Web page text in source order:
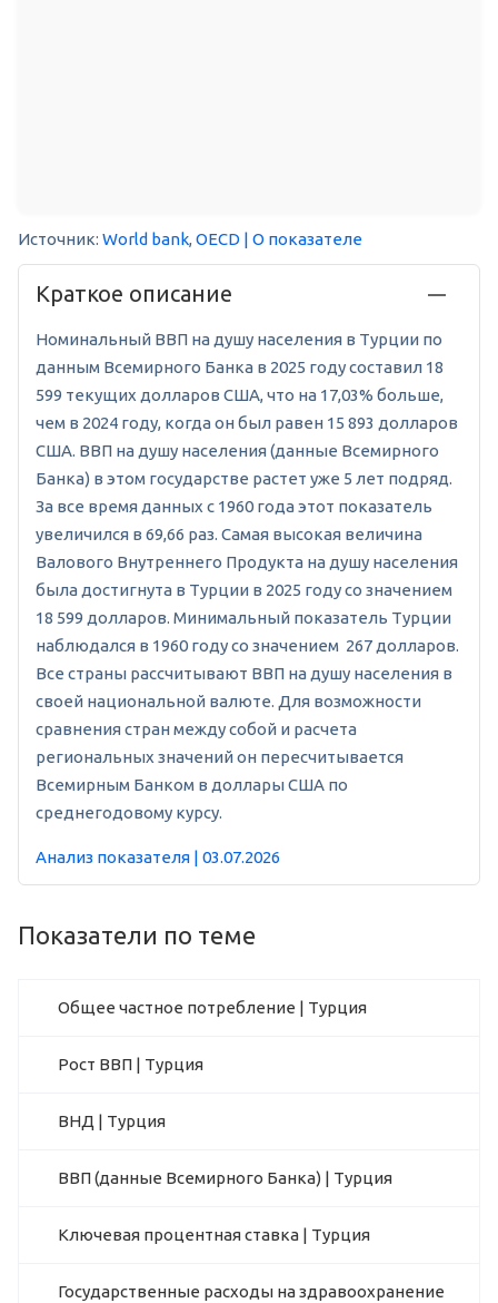
Источник: World bank,OECD | О показателе
Краткое описание
Номинальный ВВП на душу населения в Турции по
данным Всемирного Банка в 2025 году составил 18
599 текущих долларов США, что на 17,03% больше,
чем в 2024 году, когда он был равен 15 893 долларов
США. ВВП на душу населения (данные Всемирного
Банка) в этом государстве растет уже 5 лет подряд.
За все время данных с 1960 года этот показатель
увеличился в 69,66 раз. Самая высокая величина
Валового Внутреннего Продукта на душу населения
была достигнута в Турции в 2025 году со значением
18 599 долларов. Минимальный показатель Турции
наблюдался в 1960 году со значением 267 долларов.
Все страны рассчитывают ВВП на душу населения в
своей национальной валюте. Для возможности
сравнения стран между собой и расчета
региональных значений он пересчитывается
Всемирным Банком в доллары США по
среднегодовому курсу.
Анализ показателя | 03.07.2026
Показатели по теме
Общее частное потребление | Турция
Рост ВВП | Турция
ВНД | Турция
ВВП (данные Всемирного Банка) | Турция
Ключевая процентная ставка | Турция
Государственные расходы на здравоохранение